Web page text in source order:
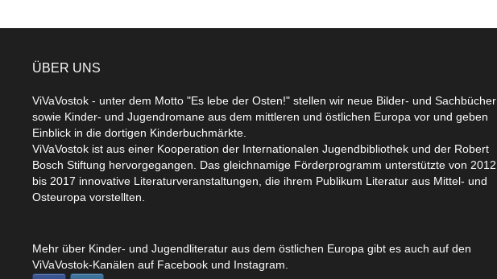
ÜBER UNS
ViVaVostok - unter dem Motto "Es lebe der Osten!" stellen wir neue Bilder- und Sachbücher
sowie Kinder- und Jugendromane aus dem mittleren und östlichen Europa vor und geben
Einblick in die dortigen Kinderbuchmärkte.
ViVaVostok ist aus einer Kooperation der Internationalen Jugendbibliothek und der Robert
Bosch Stiftung hervorgegangen. Das gleichnamige Förderprogramm unterstützte von 2012
bis 2017 innovative Literaturveranstaltungen, die ihrem Publikum Literatur aus Mittel- und
Osteuropa vorstellten.
Mehr über Kinder- und Jugendliteratur aus dem östlichen Europa gibt es auch auf den
ViVaVostok-Kanälen auf Facebook und Instagram.